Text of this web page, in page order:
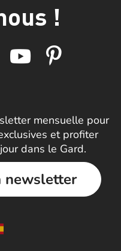
!
mensuelle pour
et profiter
dans le Gard.
newsletter